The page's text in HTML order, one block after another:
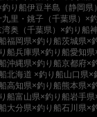
り船伊豆半島（静岡県
九里・銚子（千葉県）×
湾奥（千葉県）×釣り船
福岡県×釣り船茨城県×
船兵庫県×釣り船愛知県
沖縄県×釣り船京都府×
北海道 ×釣り船山口県×
高知県×釣り船熊本県×
船富山県×釣り船岩手県
大分県×釣り船石川県×